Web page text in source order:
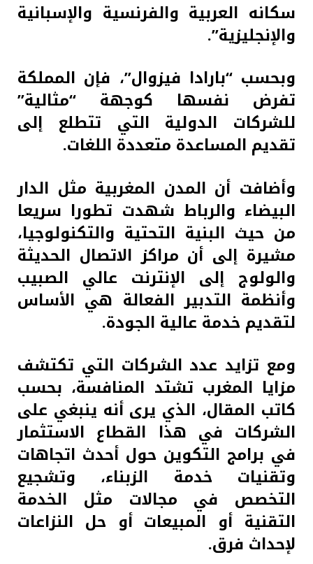
سكانه العربية والفرنسية والإسبانية
والإنجليزية”.
وبحسب “بارادا فيزوال”، فإن المملكة
تفرض نفسها كوجهة “مثالية”
للشركات الدولية التي تتطلع إلى
تقديم المساعدة متعددة اللغات.
وأضافت أن المدن المغربية مثل الدار
البيضاء والرباط شهدت تطورا سريعا
من حيث البنية التحتية والتكنولوجيا،
مشيرة إلى أن مراكز الاتصال الحديثة
والولوج إلى الإنترنت عالي الصبيب
وأنظمة التدبير الفعالة هي الأساس
لتقديم خدمة عالية الجودة.
ومع تزايد عدد الشركات التي تكتشف
مزايا المغرب تشتد المنافسة، بحسب
كاتب المقال، الذي يرى أنه ينبغي على
الشركات في هذا القطاع الاستثمار
في برامج التكوين حول أحدث اتجاهات
وتقنيات خدمة الزبناء، وتشجيع
التخصص في مجالات مثل الخدمة
التقنية أو المبيعات أو حل النزاعات
لإحداث فرق.